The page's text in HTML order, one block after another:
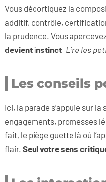
Vous décortiquez la
additif, contrôle,
la prudence. Vous
devient instinct. Lire les
Les conseils
Ici, la parade s’appuie sur
engagements, promesses
fait, le piège guette là où
flair. Seul votre sens